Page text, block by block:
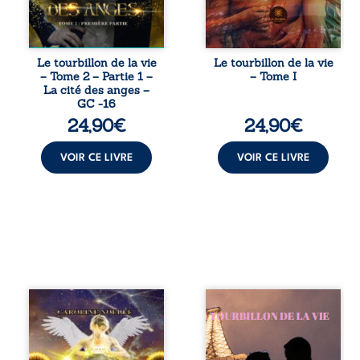
Le tourbillon de la vie
– Tome 2 – Partie 1 –
La cité des anges –
GC -16
24,90€
VOIR CE LIVRE
petite fille. Le
médecin est d’une
beauté irréelle et
semble bien trop
informé sur la vie
d’Émilie. Elle ne
Le tourbillon de la vie
– Tome I
24,90€
VOIR CE LIVRE
Tout juste revenu
sur terre, Daniel
doit affronter une
dure réalité... Et il
Emma a dix ans.
Elle est atteinte
d’une leucémie
lymphoblastique.